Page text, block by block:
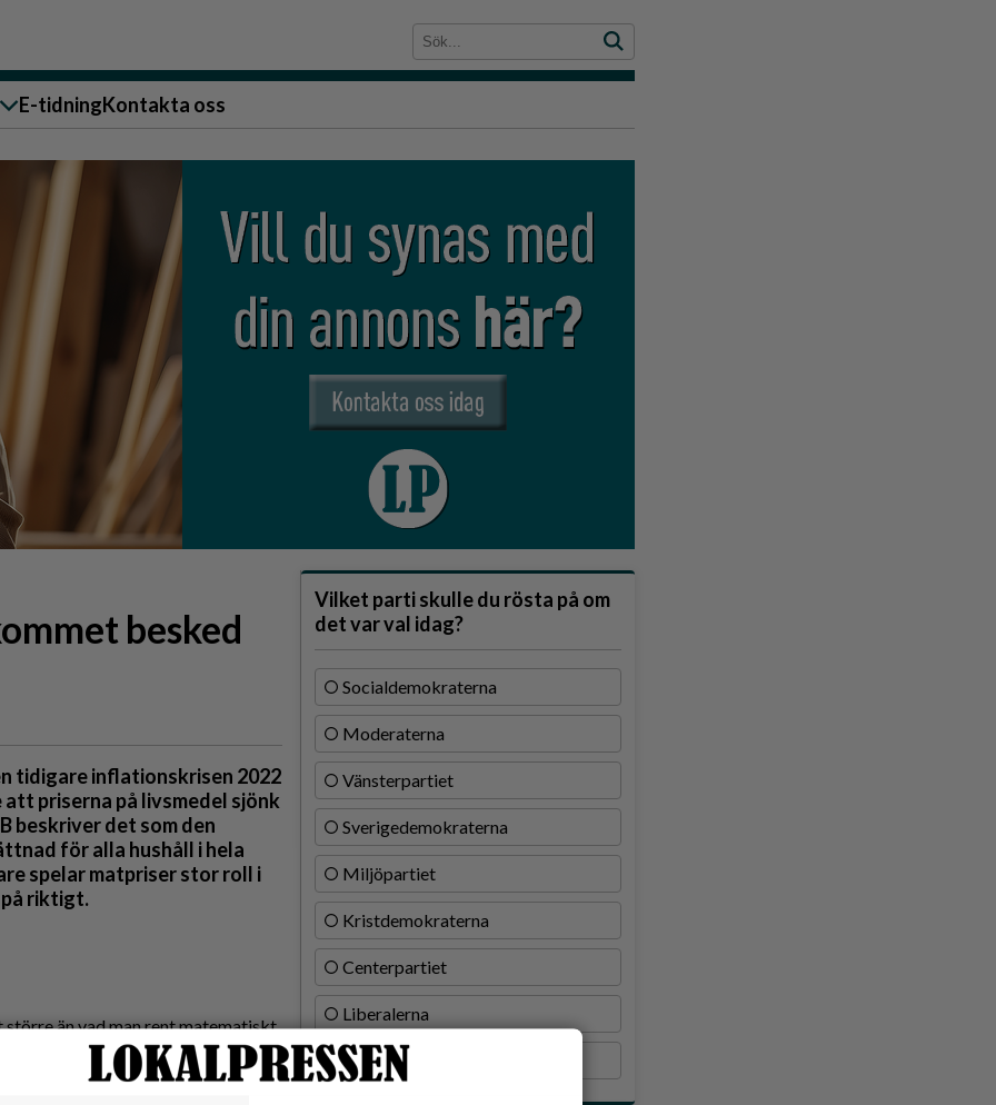
till oss
E-tidningKontakta oss
besked
tidigare inflationskrisen 2022
priserna på livsmedel sjönk
beskriver det som den
för alla hushåll i hela
spelar matpriser stor roll i
riktigt.
än vad man rent matematiskt
En sådan sänkning motsvarar i
vidare till konsument. Detta
Vilket parti skulle du rösta på om
det var val idag?
Socialdemokraterna
Moderaterna
Vänsterpartiet
Sverigedemokraterna
Miljöpartiet
Kristdemokraterna
Centerpartiet
Liberalerna
Vet ej